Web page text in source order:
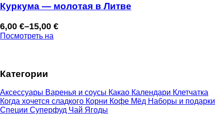
–
Куркума — молотая в Литве
6,00 €–15,00 €
Диапазон
цен:
15,00 €
Посмотреть на
Категории
Аксессуары Варенья и соусы Какао Календари Клетчатка
Когда хочется сладкого Корни Кофе Мёд Наборы и подарки
Специи Суперфуд Чай Ягоды